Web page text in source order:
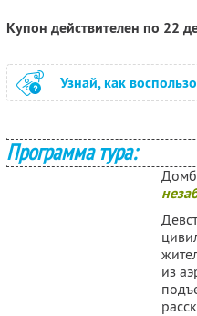
Купон действителен по 22
Узнай, как
Программа тура:
из